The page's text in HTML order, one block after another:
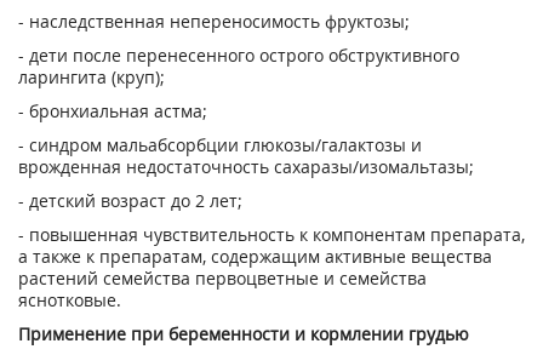
- наследственная непереносимость фруктозы;
- дети после перенесенного острого обструктивного
ларингита (круп);
- бронхиальная астма;
- синдром мальабсорбции глюкозы/галактозы и
врожденная недостаточность сахаразы/изомальтазы;
- детский возраст до 2 лет;
- повышенная чувствительность к компонентам препарата,
а также к препаратам, содержащим активные вещества
растений семейства первоцветные и семейства
яснотковые.
Применение при беременности и кормлении грудью